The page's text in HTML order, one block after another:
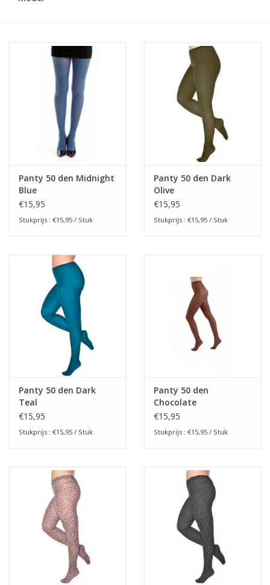
Panty 50 den Midnight
Blue
€15,95
Stukprijs : €15,95 / Stuk
Panty 50 den Dark
Olive
€15,95
Stukprijs : €15,95 / Stuk
Panty 50 den Dark
Teal
€15,95
Stukprijs : €15,95 / Stuk
Panty 50 den
Chocolate
€15,95
Stukprijs : €15,95 / Stuk